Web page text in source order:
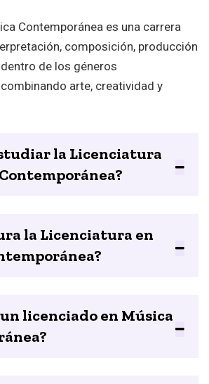
Contemporánea es una carrera
composición, producción
de los géneros
arte, creatividad y
la Licenciatura
la Licenciatura en
licenciado en Música